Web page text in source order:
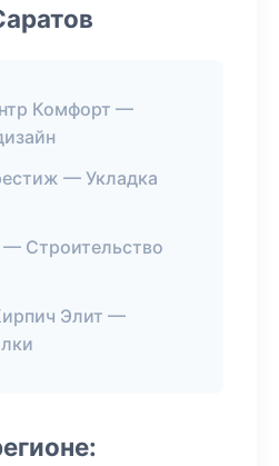
Комфорт —
— Укладка
Строительство
Элит —